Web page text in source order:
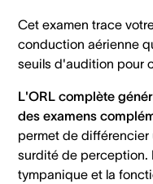
Cet examen trace
conduction aérienne
seuils d'audition pour
L'ORL complète
des examens
permet de
surdité de perception.
tympanique et la